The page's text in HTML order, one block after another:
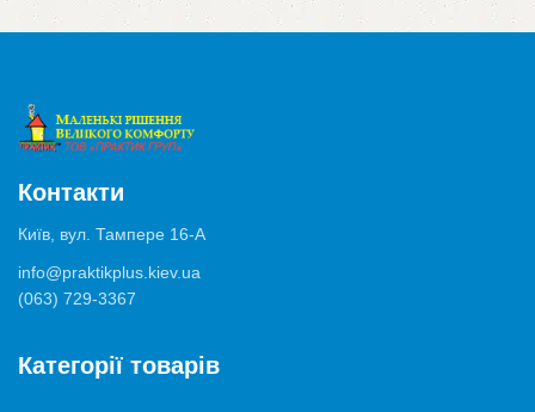
споживачів. Ми пишаємося тим, що стали першими в Україні
ушкоджень, спричинених ніжками меблів.
Продукція нашого виробництва застосовуються у
плитки, до мінімізації шуму від ящиків, комодів чи шаф. Ми
використовуємо лише високоякісні матеріали та клеї
та тривалий термін служби продукту.
Контакти
Київ, вул. Тампере 16-А
info@praktikplus.kiev.ua
(063) 729-3367
Категорії товарів